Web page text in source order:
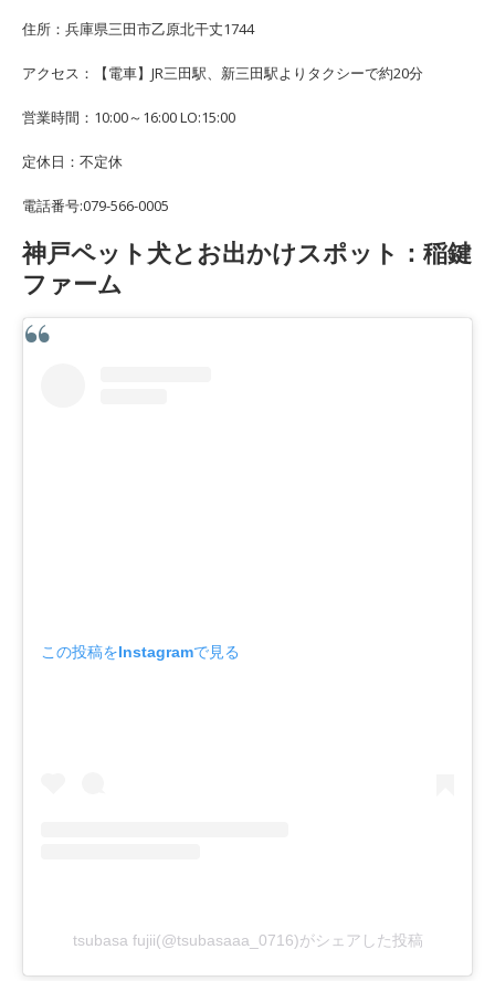
住所：兵庫県三田市乙原北干丈1744
アクセス：【電車】JR三田駅、新三田駅よりタクシーで約20分
営業時間：10:00～16:00 LO:15:00
定休日：不定休
電話番号:079-566-0005
神戸ペット犬とお出かけスポット：稲鍵
ファーム
この投稿をInstagramで見る
tsubasa fujii(@tsubasaaa_0716)がシェアした投稿